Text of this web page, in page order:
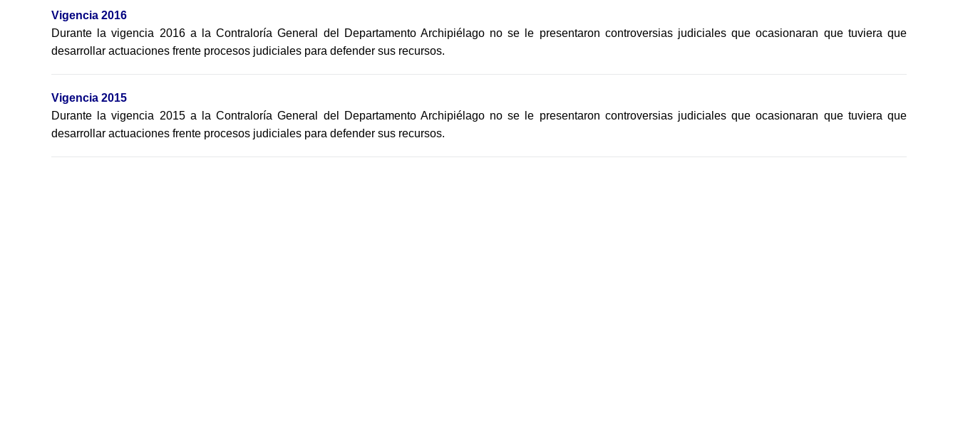
Vigencia 2016
Durante la vigencia 2016 a
la Contraloría General del Departamento Archipiélago no se le presentaron controversias judiciales que ocasionaran que tuviera que
desarrollar actuaciones frente procesos judiciales para defender sus recursos.
Vigencia 2015
Durante la vigencia 2015 a
la Contraloría General del Departamento Archipiélago no se le presentaron controversias judiciales que ocasionaran que tuviera que
desarrollar actuaciones frente procesos judiciales para defender sus recursos.